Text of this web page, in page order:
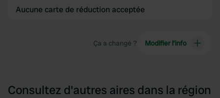
Aucune carte de réduction acceptée
Ça a changé ? Modifier l’info
Consultez d'autres aires dans la région